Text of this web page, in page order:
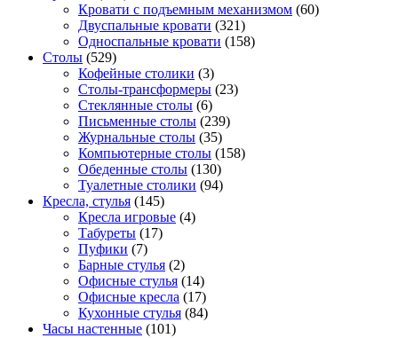
Кровати с подъемным механизмом (60)
Двуспальные кровати (321)
Односпальные кровати (158)
Столы (529)
Кофейные столики (3)
Столы-трансформеры (23)
Стеклянные столы (6)
Письменные столы (239)
Журнальные столы (35)
Компьютерные столы (158)
Обеденные столы (130)
Туалетные столики (94)
Кресла, стулья (145)
Кресла игровые (4)
Табуреты (17)
Пуфики (7)
Барные стулья (2)
Офисные стулья (14)
Офисные кресла (17)
Кухонные стулья (84)
Часы настенные (101)